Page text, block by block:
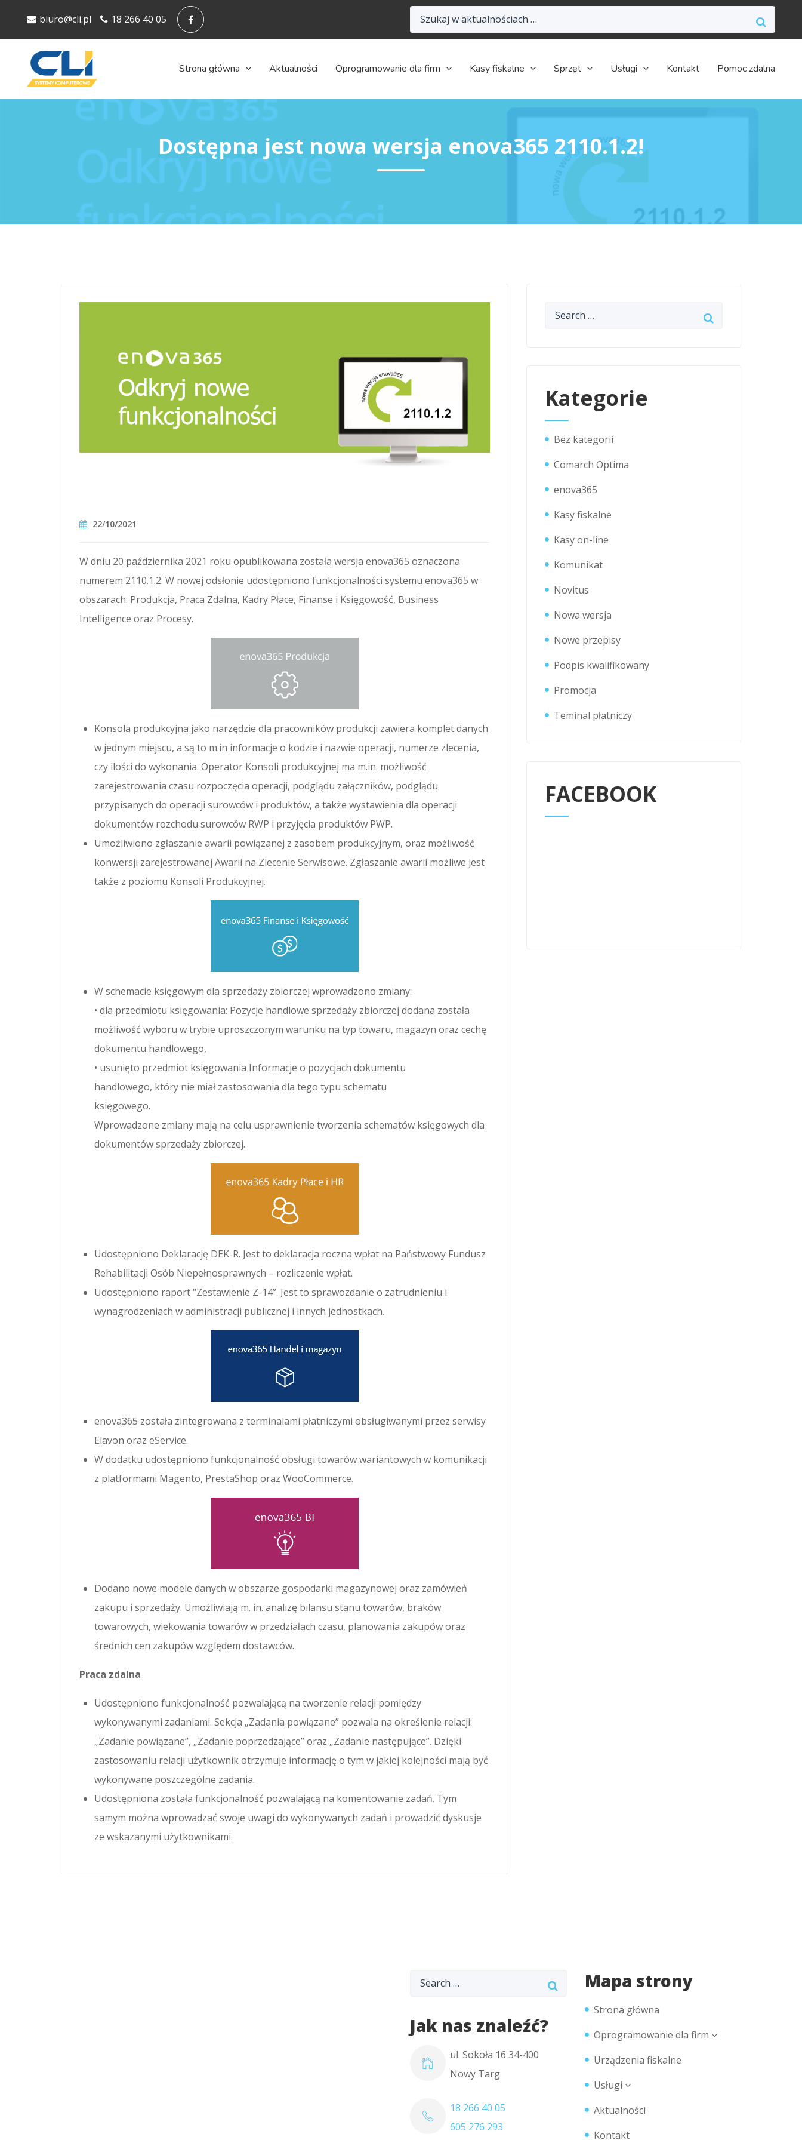
biuro@cli.pl 18 266 40 05
Strona główna Aktualności Oprogramowanie dla firm Kasy fiskalne Sprzęt Usługi Kontakt Pomoc zdalna
Dostępna jest nowa wersja enova365 2110.1.2!
22/10/2021
W dniu 20 października 2021 roku opublikowana została wersja enova365 oznaczona
numerem 2110.1.2. W nowej odsłonie udostępniono funkcjonalności systemu enova365 w
obszarach: Produkcja, Praca Zdalna, Kadry Płace, Finanse i Księgowość, Business
Intelligence oraz Procesy.
Konsola produkcyjna jako narzędzie dla pracowników produkcji zawiera komplet danych
w jednym miejscu, a są to m.in informacje o kodzie i nazwie operacji, numerze zlecenia,
czy ilości do wykonania. Operator Konsoli produkcyjnej ma m.in. możliwość
zarejestrowania czasu rozpoczęcia operacji, podglądu załączników, podglądu
przypisanych do operacji surowców i produktów, a także wystawienia dla operacji
dokumentów rozchodu surowców RWP i przyjęcia produktów PWP.
Umożliwiono zgłaszanie awarii powiązanej z zasobem produkcyjnym, oraz możliwość
konwersji zarejestrowanej Awarii na Zlecenie Serwisowe. Zgłaszanie awarii możliwe jest
także z poziomu Konsoli Produkcyjnej.
W schemacie księgowym dla sprzedaży zbiorczej wprowadzono zmiany:
• dla przedmiotu księgowania: Pozycje handlowe sprzedaży zbiorczej dodana została
możliwość wyboru w trybie uproszczonym warunku na typ towaru, magazyn oraz cechę
dokumentu handlowego,
• usunięto przedmiot księgowania Informacje o pozycjach dokumentu
handlowego, który nie miał zastosowania dla tego typu schematu
księgowego.
Wprowadzone zmiany mają na celu usprawnienie tworzenia schematów księgowych dla
dokumentów sprzedaży zbiorczej.
Udostępniono Deklarację DEK-R. Jest to deklaracja roczna wpłat na Państwowy Fundusz
Rehabilitacji Osób Niepełnosprawnych – rozliczenie wpłat.
Udostępniono raport “Zestawienie Z-14”. Jest to sprawozdanie o zatrudnieniu i
wynagrodzeniach w administracji publicznej i innych jednostkach.
enova365 została zintegrowana z terminalami płatniczymi obsługiwanymi przez serwisy
Elavon oraz eService.
W dodatku udostępniono funkcjonalność obsługi towarów wariantowych w komunikacji
z platformami Magento, PrestaShop oraz WooCommerce.
Dodano nowe modele danych w obszarze gospodarki magazynowej oraz zamówień
zakupu i sprzedaży. Umożliwiają m. in. analizę bilansu stanu towarów, braków
towarowych, wiekowania towarów w przedziałach czasu, planowania zakupów oraz
średnich cen zakupów względem dostawców.
Praca zdalna
Udostępniono funkcjonalność pozwalającą na tworzenie relacji pomiędzy
wykonywanymi zadaniami. Sekcja „Zadania powiązane” pozwala na określenie relacji:
„Zadanie powiązane”, „Zadanie poprzedzające” oraz „Zadanie następujące”. Dzięki
zastosowaniu relacji użytkownik otrzymuje informację o tym w jakiej kolejności mają być
wykonywane poszczególne zadania.
Udostępniona została funkcjonalność pozwalającą na komentowanie zadań. Tym
samym można wprowadzać swoje uwagi do wykonywanych zadań i prowadzić dyskusje
ze wskazanymi użytkownikami.
Kategorie
Bez kategorii
Comarch Optima
enova365
Kasy fiskalne
Kasy on-line
Komunikat
Novitus
Nowa wersja
Nowe przepisy
Podpis kwalifikowany
Promocja
Teminal płatniczy
FACEBOOK
Jak nas znaleźć?
ul. Sokoła 16 34-400
Nowy Targ
18 266 40 05
605 276 293
Mapa strony
Strona główna
Oprogramowanie dla firm
Urządzenia fiskalne
Usługi
Aktualności
Kontakt